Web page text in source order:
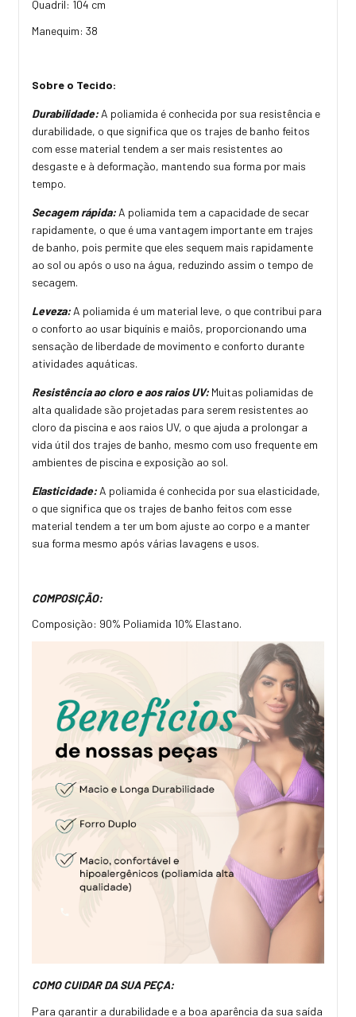
Quadril: 104 cm
Manequim: 38
Sobre o Tecido:
Durabilidade: A poliamida é conhecida por sua resistência e
durabilidade, o que significa que os trajes de banho feitos
com esse material tendem a ser mais resistentes ao
desgaste e à deformação, mantendo sua forma por mais
tempo.
Secagem rápida: A poliamida tem a capacidade de secar
rapidamente, o que é uma vantagem importante em trajes
de banho, pois permite que eles sequem mais rapidamente
ao sol ou após o uso na água, reduzindo assim o tempo de
secagem.
Leveza: A poliamida é um material leve, o que contribui para
o conforto ao usar biquínis e maiôs, proporcionando uma
sensação de liberdade de movimento e conforto durante
atividades aquáticas.
Resistência ao cloro e aos raios UV: Muitas poliamidas de
alta qualidade são projetadas para serem resistentes ao
cloro da piscina e aos raios UV, o que ajuda a prolongar a
vida útil dos trajes de banho, mesmo com uso frequente em
ambientes de piscina e exposição ao sol.
Elasticidade: A poliamida é conhecida por sua elasticidade,
o que significa que os trajes de banho feitos com esse
material tendem a ter um bom ajuste ao corpo e a manter
sua forma mesmo após várias lavagens e usos.
COMPOSIÇÃO:
Composição: 90% Poliamida 10% Elastano.
COMO CUIDAR DA SUA PEÇA:
Para garantir a durabilidade e a boa aparência da sua saída